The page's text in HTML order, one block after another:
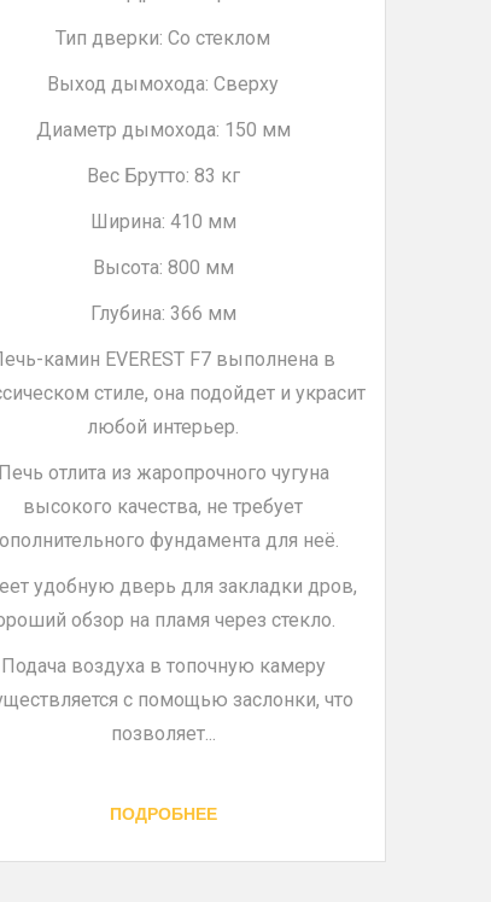
Тип дверки: Со стеклом
Выход дымохода: Сверху
Диаметр дымохода: 150 мм
Вес Брутто: 83 кг
Ширина: 410 мм
Высота: 800 мм
Глубина: 366 мм
камин EVEREST F7 выполнена в
стиле, она подойдет и украсит
любой интерьер.
Печь отлита из жаропрочного чугуна
высокого качества, не требует
фундамента для неё.
удобную дверь для закладки дров,
обзор на пламя через стекло.
Подача воздуха в топочную камеру
с помощью заслонки, что
позволяет...
ПОДРОБНЕЕ